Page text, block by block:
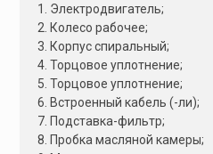
1. Электродвигатель;
2. Колесо рабочее;
3. Корпус спиральный;
4. Торцовое уплотнение;
5. Торцовое уплотнение;
6. Встроенный кабель (-ли);
7. Подставка-фильтр;
8. Пробка масляной камеры;